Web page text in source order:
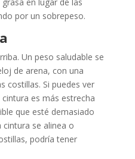
por un sobrepeso.
Un peso saludable se
de arena, con una
costillas. Si puedes ver
es más estrecha
que esté demasiado
se alinea o
podría tener